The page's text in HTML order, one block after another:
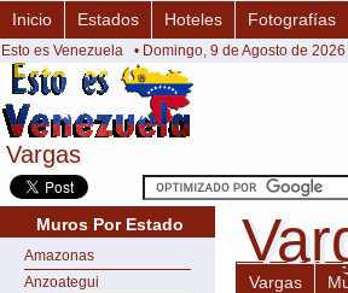
Vargas
Vargas
Inicio Estados Hoteles Fotografías
Esto es Venezuela • Domingo, 9 de Agosto de 2026
Muros Por Estado
Amazonas
Anzoategui
Vargas